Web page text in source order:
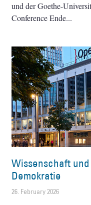
und der Goethe-
Conference Ende
Wissenschaft
Demokratie
26. February 2026